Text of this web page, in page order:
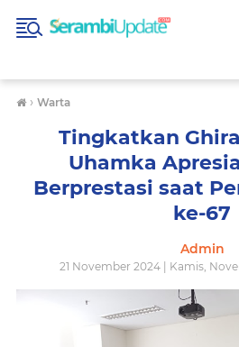
› Warta
Tingkatkan
Uhamka
Berprestasi saat
ke-67
Admin
21 November 2024 | Kamis,